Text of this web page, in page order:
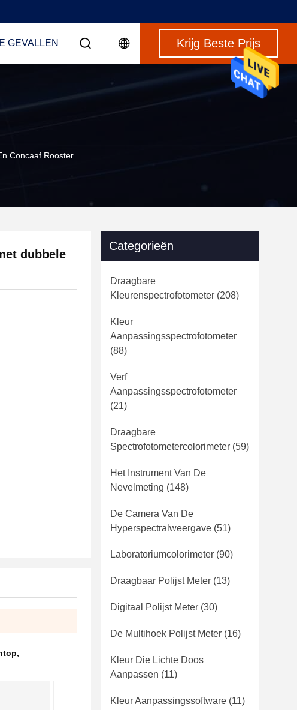
GEVALLEN Krijg Beste Prijs
Concaaf Rooster
dubbele
,
Categorieën
Draagbare
Kleurenspectrofotometer (208)
Kleur
Aanpassingsspectrofotometer
(88)
Verf
Aanpassingsspectrofotometer
(21)
Draagbare
Spectrofotometercolorimeter (59)
Het Instrument Van De
Nevelmeting (148)
De Camera Van De
Hyperspectralweergave (51)
Laboratoriumcolorimeter (90)
Draagbaar Polijst Meter (13)
Digitaal Polijst Meter (30)
De Multihoek Polijst Meter (16)
Kleur Die Lichte Doos
Aanpassen (11)
Kleur Aanpassingssoftware (11)